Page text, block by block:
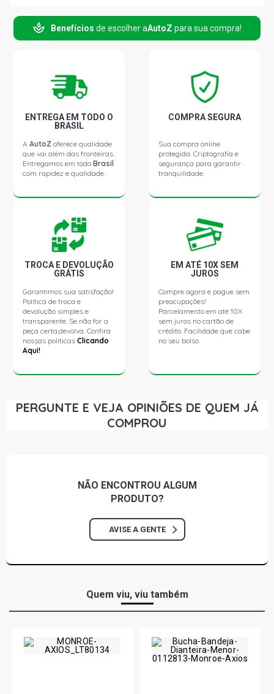
FIESTA SEDAN SE SEDAN 1.5 16V SIGMA L4 FLEX (2013 -
2016)
FIESTA SEDAN SE SEDAN 1.6 16V SIGMA L4 FLEX (2011 -
FIESTA SEDAN TITANIUM SEDAN 1.6 16V SIGMA L4 FLEX
(2013 - 2019)
FIESTA HATCH SEL HATCH 1.6 16V SIGMA L4 FLEX (2016
- 2019)
KA+ SEDAN SEL SEDAN 1.5 16V SIGMA L4 FLEX (2015 -
Benefícios de escolher aAutoZ para sua compra!
ENTREGA EM TODO O
BRASIL
AAutoZ oferece qualidade
que vai além das fronteiras.
Entregamos em todoBrasil
com rapidez e qualidade.
COMPRA SEGURA
Sua compra online
protegida. Criptografia e
segurança para garantir
tranquilidade.
TROCA E DEVOLUÇÃO
GRÁTIS
Garantimos sua satisfação!
Política de troca e
devolução simples e
transparente. Se não for a
peça certa,devolva. Confira
nossas políticasClicando
Aqui!
EM ATÉ 10X SEM
JUROS
Compre agora e pague sem
preocupações!
Parcelamento em até 10X
sem juros no cartão de
crédito. Facilidade que cabe
no seu bolso.
PERGUNTE E VEJA OPINIÕES DE QUEM JÁ
COMPROU
NÃO ENCONTROU ALGUM
PRODUTO?
AVISE A GENTE
Quem viu, viu também